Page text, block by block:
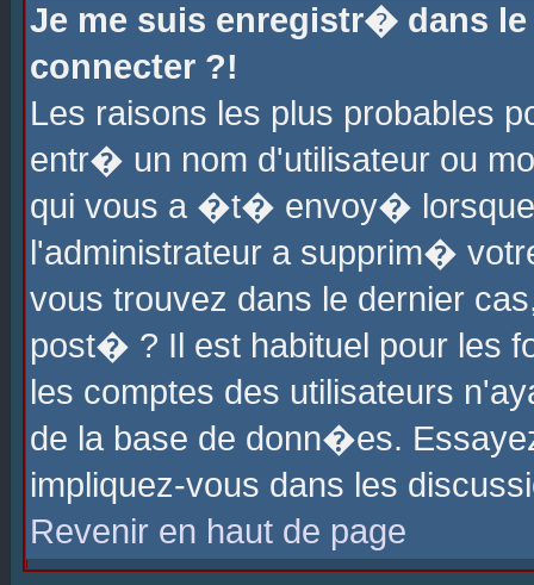
Je me suis enregistr� dans
connecter ?!
Les raisons les plus probables
entr� un nom d'utilisateur ou
qui vous a �t� envoy�
l'administrateur a supprim�
vous trouvez dans le dernier
post� ? Il est habituel pour les
les comptes des utilisateurs
de la base de donn�es.
impliquez-vous dans les
Revenir en haut de page